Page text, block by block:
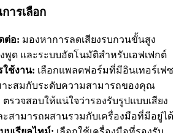
ารเลือก
ต่อ: มองหาการลดเสียงรบกวนขั้นสูง
งพูด และระบบอัตโนมัติสำหรับเอฟเฟกต์
ใช้งาน: เลือกแพลตฟอร์มที่มีอินเทอร์เฟซ
าะสมกับระดับความสามารถของคุณ
ตรวจสอบให้แน่ใจว่ารองรับรูปแบบเสียง
สามารถผสานรวมกับเครื่องมือที่มีอยู่ได้